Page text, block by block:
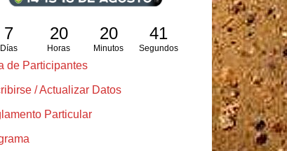
7
Días
20
Horas
20
Minutos
39
Segundos
de Participantes
/ Actualizar Datos
Particular